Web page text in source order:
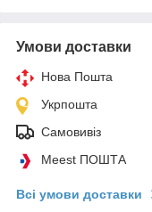
Умови доставки
Нова Пошта
Укрпошта
Самовивіз
Meest ПОШТА
Всі умови доставки